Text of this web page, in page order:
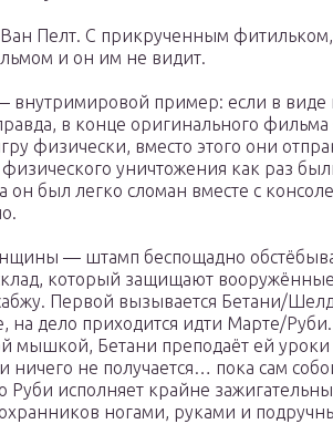
Пелт. С прикрученным фитильком,
и он им не видит.
внутримировой пример: если в
в конце оригинального фильма
физически, вместо этого они
уничтожения как раз
он был легко сломан вместе с
— штамп беспощадно
который защищают
Первой вызывается Бетани/
на дело приходится идти Марте/
мышкой, Бетани преподаёт ей
ничего не получается… пока сам
Руби исполняет крайне
ногами, руками и